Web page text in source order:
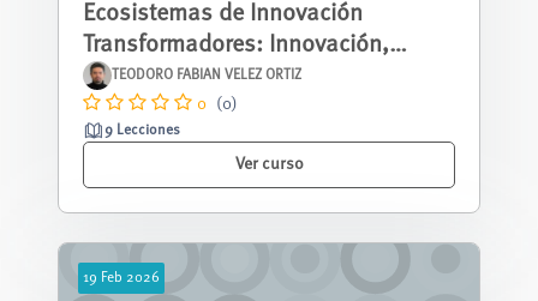
Ecosistemas de Innovación
Transformadores: Innovación,
Género y Desarrollo Sostenible
TEODORO FABIAN VELEZ ORTIZ
0 (0)
9 Lecciones
Ver curso
19 Feb 2026